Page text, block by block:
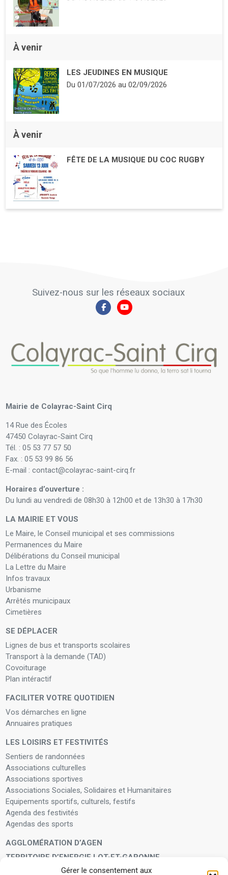
Gérer le consentement aux
À venir
LES JEUDINES EN MUSIQUE
Du 01/07/2026au 02/09/2026
À venir
FÊTE DE LA MUSIQUE DU COC RUGBY
Suivez-nous sur les réseaux sociaux
Mairie de Colayrac-Saint Cirq
14 Rue des Écoles
47450 Colayrac-Saint Cirq
Tél. : 05 53 77 57 50
Fax. : 05 53 99 86 56
E-mail : contact@colayrac-saint-cirq.fr
Horaires d’ouverture :
Du lundi au vendredi de 08h30 à 12h00 et de 13h30 à 17h30
LA MAIRIE ET VOUS
Le Maire, le Conseil municipal et ses commissions
Permanences du Maire
Délibérations du Conseil municipal
La Lettre du Maire
Infos travaux
Urbanisme
Arrêtés municipaux
Cimetières
SE DÉPLACER
Lignes de bus et transports scolaires
Transport à la demande (TAD)
Covoiturage
Plan intéractif
FACILITER VOTRE QUOTIDIEN
Vos démarches en ligne
Annuaires pratiques
LES LOISIRS ET FESTIVITÉS
Sentiers de randonnées
Associations culturelles
Associations sportives
Associations Sociales, Solidaires et Humanitaires
Equipements sportifs, culturels, festifs
Agenda des festivités
Agendas des sports
AGGLOMÉRATION D’AGEN
TERRITOIRE D’ENERGIE LOT-ET-GARONNE